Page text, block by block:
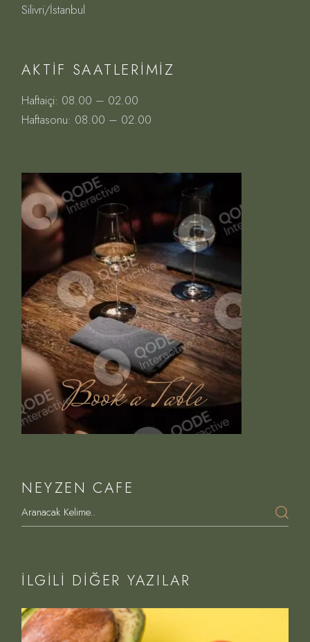
Silivri/İstanbul
AKTIF SAATLERIMIZ
Haftaiçi: 08.00 – 02.00
Haftasonu: 08.00 – 02.00
Book a Table
NEYZEN CAFE
İLGILI DIĞER YAZILAR